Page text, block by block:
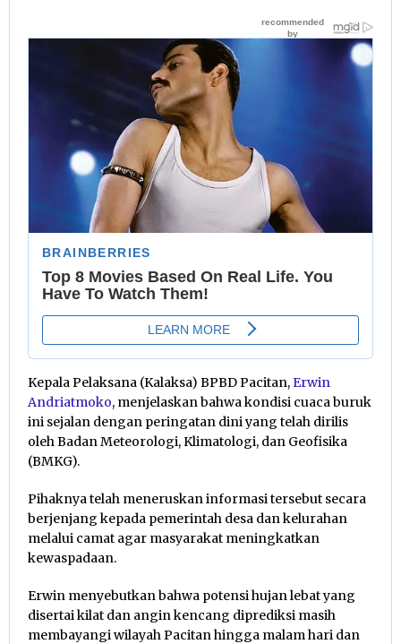
Kepala Pelaksana (Kalaksa) BPBD Pacitan,Erwin
Andriatmoko, menjelaskan bahwa kondisi cuaca buruk
ini sejalan dengan peringatan dini yang telah dirilis
oleh Badan Meteorologi, Klimatologi, dan Geofisika
(BMKG).
Pihaknya telah meneruskan informasi tersebut secara
berjenjang kepada pemerintah desa dan kelurahan
melalui camat agar masyarakat meningkatkan
kewaspadaan.
Erwin menyebutkan bahwa potensi hujan lebat yang
disertai kilat dan angin kencang diprediksi masih
membayangi wilayah Pacitan hingga malam hari dan